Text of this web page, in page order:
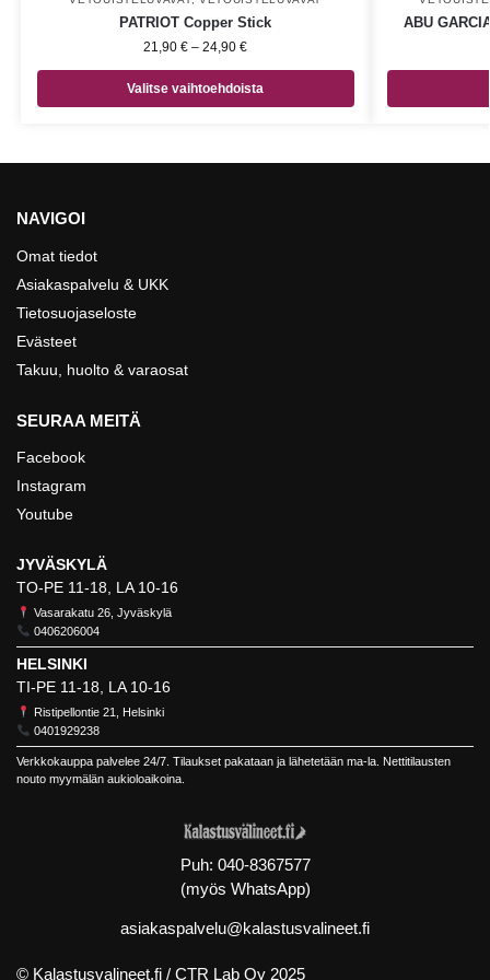
PATRIOT Copper Stick
21,90€ – 24,90€
Valitse vaihtoehdoista
ABU
NAVIGOI
Omat tiedot
Asiakaspalvelu & UKK
Tietosuojaseloste
Evästeet
Takuu, huolto & varaosat
SEURAA MEITÄ
Facebook
Instagram
Youtube
JYVÄSKYLÄ
TO-PE 11-18, LA 10-16
Vasarakatu 26, Jyväskylä
0406206004
HELSINKI
TI-PE 11-18, LA 10-16
Ristipellontie 21, Helsinki
0401929238
Verkkokauppa palvelee 24/7. Tilaukset pakataan ja lähetetään ma-la. Nettitilausten
nouto myymälän aukioloaikoina.
Puh: 040-8367577
(myös WhatsApp)
asiakaspalvelu@kalastusvalineet.fi
© Kalastusvalineet.fi / CTR Lab Oy 2025